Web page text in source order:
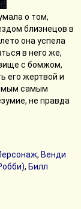
о том,
близнецов в
она успела
в него же,
с бомжом,
его жертвой и
самым
не правда
, Венди
, Билл